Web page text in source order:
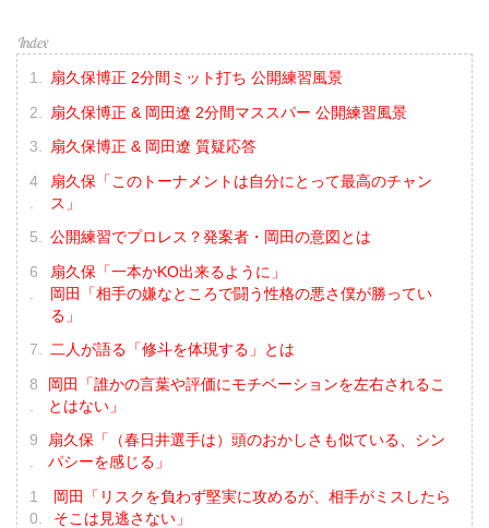
扇久保博正 2分間ミット打ち 公開練習風景
扇久保博正 & 岡田遼 2分間マススパー 公開練習風景
扇久保博正 & 岡田遼 質疑応答
扇久保「このトーナメントは自分にとって最高のチャン
ス」
公開練習でプロレス？発案者・岡田の意図とは
扇久保「一本かKO出来るように」
岡田「相手の嫌なところで闘う性格の悪さ僕が勝ってい
る」
二人が語る「修斗を体現する」とは
岡田「誰かの言葉や評価にモチベーションを左右されるこ
とはない」
扇久保「（春日井選手は）頭のおかしさも似ている、シン
パシーを感じる」
岡田「リスクを負わず堅実に攻めるが、相手がミスしたら
そこは見逃さない」